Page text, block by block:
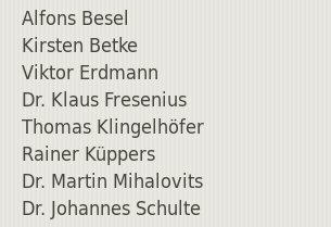
Alfons Besel
Kirsten Betke
Viktor Erdmann
Dr. Klaus Fresenius
Thomas Klingelhöfer
Rainer Küppers
Dr. Martin Mihalovits
Dr. Johannes Schulte